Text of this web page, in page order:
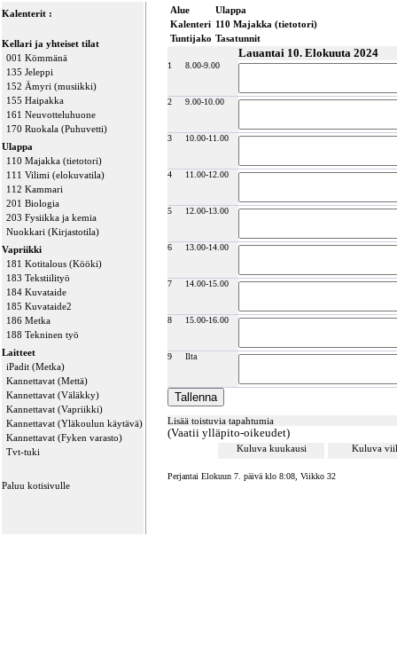
Kalenterit :
Kellari ja yhteiset tilat
001 Kömmänä
135 Jeleppi
152 Ämyri (musiikki)
155 Haipakka
161 Neuvotteluhuone
170 Ruokala (Puhuvetti)
Ulappa
110 Majakka (tietotori)
111 Vilimi (elokuvatila)
112 Kammari
201 Biologia
203 Fysiikka ja kemia
Nuokkari (Kirjastotila)
Vapriikki
181 Kotitalous (Kööki)
183 Tekstiilityö
184 Kuvataide
185 Kuvataide2
186 Metka
188 Tekninen työ
Laitteet
iPadit (Metka)
Kannettavat (Mettä)
Kannettavat (Väläkky)
Kannettavat (Vapriikki)
Kannettavat (Yläkoulun käytävä)
Kannettavat (Fyken varasto)
Tvt-tuki
Paluu kotisivulle
Alue
Ulappa
Kalenteri 110 Majakka (tietotori)
Tuntijako Tasatunnit
Lauantai 10. Elokuuta 2024
1 8.00-9.00
2 9.00-10.00
3 10.00-11.00
4 11.00-12.00
5 12.00-13.00
6 13.00-14.00
7 14.00-15.00
8 15.00-16.00
9 Ilta
Lisää toistuvia tapahtumia
(Vaatii ylläpito-oikeudet)
Kuluva kuukausi Kuluva
Perjantai Elokuun 7. päivä klo 8:08, Viikko 32